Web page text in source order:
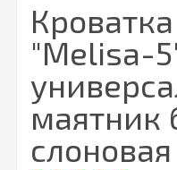
"Melisa-
маятник